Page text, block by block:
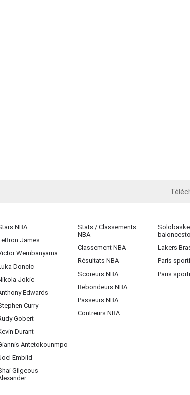
iOS
NBA
James
Wembanyama
Doncic
Jokic
Edwards
Curry
Gobert
Durant
Antetokounmpo
Embiid
Gilgeous-
Stats / Classements
NBA
Classement NBA
Résultats NBA
Scoreurs NBA
Rebondeurs NBA
Passeurs NBA
Contreurs NBA
Lakers
Paris
Paris